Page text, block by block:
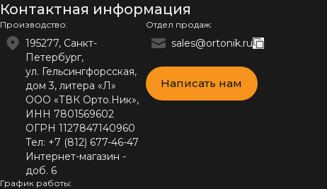
Контактная информация
Производство:
195277, Санкт-
Петербург,
ул. Гельсингфорсская,
дом 3, литера «Л»
ООО «ТВК Орто.Ник»,
ИНН 7801569602
ОГРН 1127847140960
Тел: +7 (812) 677-46-47
Интернет-магазин -
доб. 6
График работы:
Отдел продаж:
sales@ortonik.ru
Написать нам